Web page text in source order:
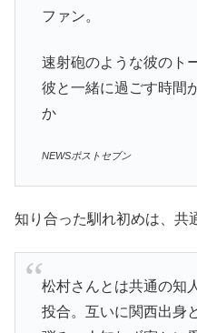
ファン。
速射砲のような彼のト
彼と一緒に過ごす時間
か
NEWSポストセブン
知り合った馴れ初めは、共
松村さんとは共通の知
投合。互いに関西出身